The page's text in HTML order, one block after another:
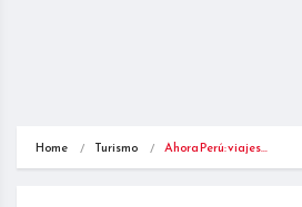
Home Turismo Ahora Perú: viajes…